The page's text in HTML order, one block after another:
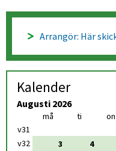
Arrangör: Här
Kalender
Augusti 2026
Evenemangskalender
må ti on
v31
v32
3 4